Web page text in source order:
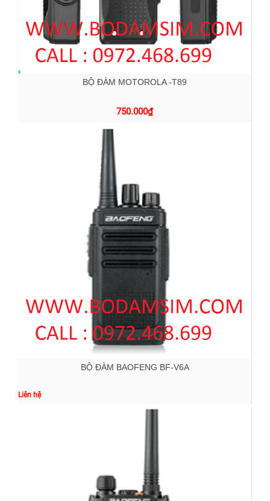
BỘ ĐÀM MOTOROLA -T89
750.000₫
BỘ ĐÀM BAOFENG BF-V6A
Liên hệ